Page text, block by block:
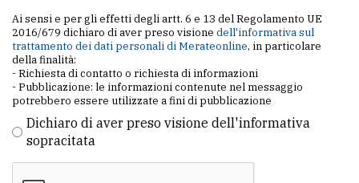
Ai sensi e per gli effetti degli artt. 6 e 13 del Regolamento UE
2016/679 dichiaro di aver preso visione dell'informativa sul
trattamento dei dati personali di Merateonline, in particolare
della finalità:
- Richiesta di contatto o richiesta di informazioni
- Pubblicazione: le informazioni contenute nel messaggio
potrebbero essere utilizzate a fini di pubblicazione
Dichiaro di aver preso visione dell'informativa
sopracitata